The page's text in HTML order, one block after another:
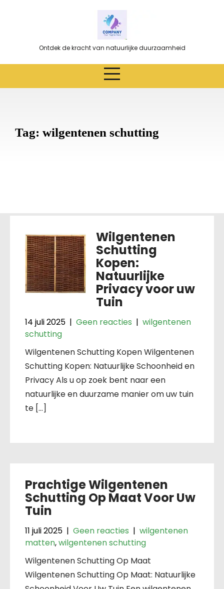
Ontdek de kracht van natuurlijke duurzaamheid
Tag: wilgentenen schutting
Wilgentenen
Schutting
Kopen:
Natuurlijke
Privacy voor uw
Tuin
14 juli 2025 | Geen reacties | wilgentenen
schutting
Wilgentenen Schutting Kopen Wilgentenen
Schutting Kopen: Natuurlijke Schoonheid en
Privacy Als u op zoek bent naar een
natuurlijke en duurzame manier om uw tuin
te […]
Prachtige Wilgentenen
Schutting Op Maat Voor Uw
Tuin
11 juli 2025 | Geen reacties | wilgentenen
matten,wilgentenen schutting
Wilgentenen Schutting Op Maat
Wilgentenen Schutting Op Maat: Natuurlijke